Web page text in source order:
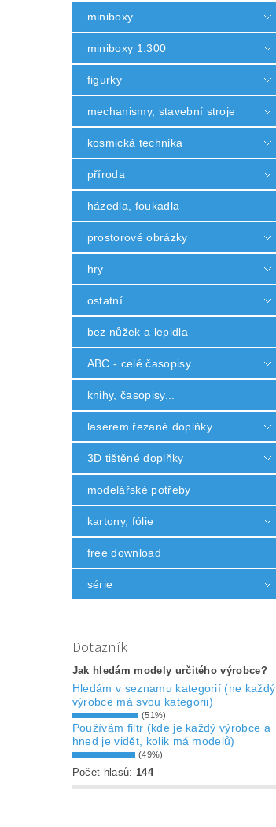
miniboxy
miniboxy 1:300
figurky
mechanismy, stavební stroje
kosmická technika
příroda
házedla, foukadla
prostorové obrázky
hry
ostatní
bez nůžek a lepidla
ABC - celé časopisy
knihy, časopisy...
laserem řezané doplňky
3D tištěné doplňky
modelářské potřeby
kartony, fólie
free download
série
Dotazník
Jak hledám modely určitého výrobce?
Hledám v seznamu kategorií (ne každý
výrobce má svou kategorii)
(51%)
Používám filtr (kde je každý výrobce a
hned je vidět, kolik má modelů)
(49%)
Počet hlasů: 144